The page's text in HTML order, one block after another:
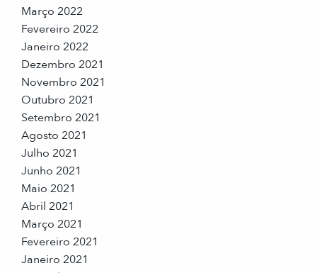
Março 2022
Fevereiro 2022
Janeiro 2022
Dezembro 2021
Novembro 2021
Outubro 2021
Setembro 2021
Agosto 2021
Julho 2021
Junho 2021
Maio 2021
Abril 2021
Março 2021
Fevereiro 2021
Janeiro 2021